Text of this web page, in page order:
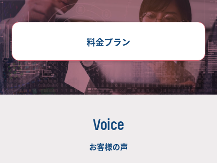
料金プラン
Voice
お客様の声